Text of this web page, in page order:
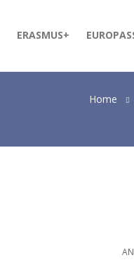
ERASMUS+
Home